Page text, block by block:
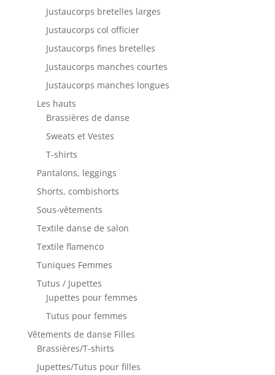
Justaucorps bretelles larges
Justaucorps col officier
Justaucorps fines bretelles
Justaucorps manches courtes
Justaucorps manches longues
Les hauts
Brassières de danse
Sweats et Vestes
T-shirts
Pantalons, leggings
Shorts, combishorts
Sous-vêtements
Textile danse de salon
Textile flamenco
Tuniques Femmes
Tutus / Jupettes
Jupettes pour femmes
Tutus pour femmes
Vêtements de danse Filles
Brassières/T-shirts
Jupettes/Tutus pour filles